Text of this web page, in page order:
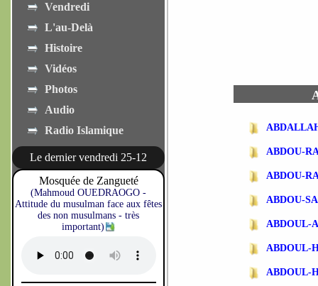
Vendredi
L'au-Delà
Histoire
Vidéos
Photos
Audio
Radio Islamique
Le dernier vendredi 25-12
Mosquée de Zangueté
(Mahmoud OUEDRAOGO -
Attitude du musulman face aux fêtes
des non musulmans - très
important)
ABDOU-
ABDOU-
ABDOU-
ABDOUL-
ABDOUL-
ABDOUL-